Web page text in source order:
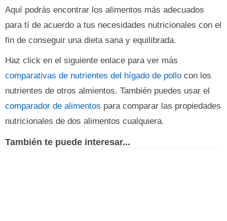
Aquí podrás encontrar los alimentos más adecuados
para tí de acuerdo a tus necesidades nutricionales con el
fin de conseguir una dieta sana y equilibrada.
Haz click en el siguiente enlace para ver más
comparativas de nutrientes del hígado de pollo con los
nutrientes de otros almientos. También puedes usar el
comparador de alimentos para comparar las propiedades
nutricionales de dos alimentos cualquiera.
También te puede interesar...